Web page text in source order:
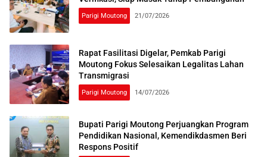
Parigi Moutong 21/07/2026
Rapat Fasilitasi Digelar, Pemkab Parigi
Moutong Fokus Selesaikan Legalitas Lahan
Transmigrasi
Parigi Moutong 14/07/2026
Bupati Parigi Moutong Perjuangkan Program
Pendidikan Nasional, Kemendikdasmen Beri
Respons Positif